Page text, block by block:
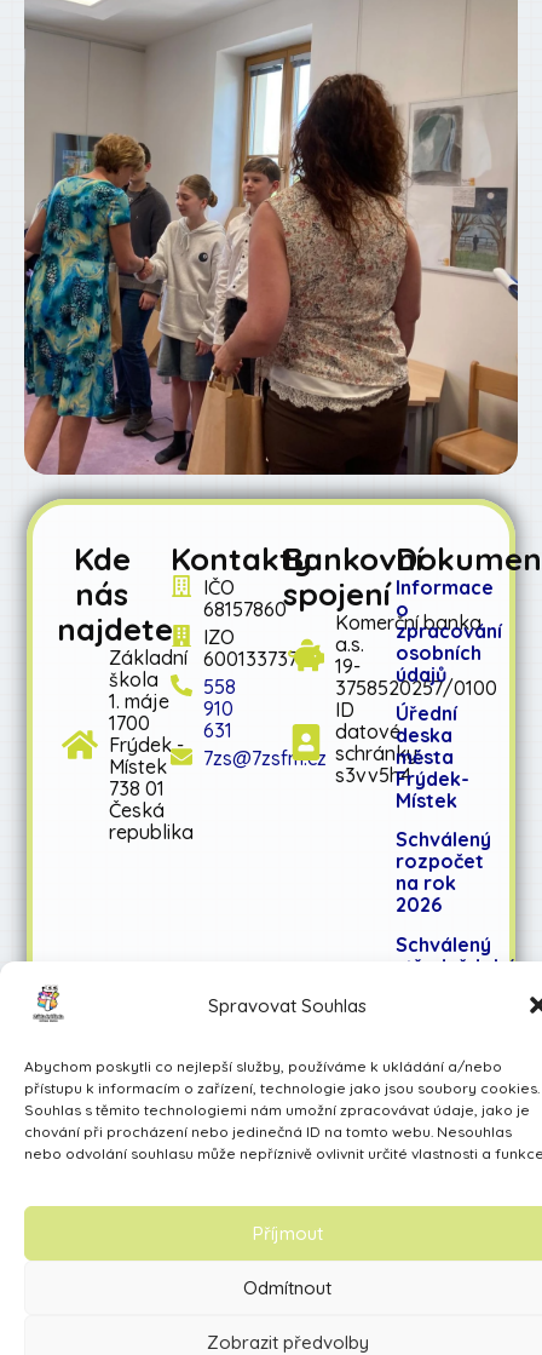
Spravovat Souhlas
Abychom poskytli co nejlepší služby, používáme k ukládání a/nebo
přístupu k informacím o zařízení, technologie jako jsou soubory cookies.
Souhlas s těmito technologiemi nám umožní zpracovávat údaje, jako je
chování při procházení nebo jedinečná ID na tomto webu. Nesouhlas
nebo odvolání souhlasu může nepříznivě ovlivnit určité vlastnosti a
Příjmout
Odmítnout
Zobrazit předvolby
Kde
nás
najdete
Základní
škola
1. máje
1700
Frýdek -
Místek
738 01
Česká
republika
Kontakty
IČO
68157860
IZO
600133737
558
910
631
7zs@7zsfm.cz
Bankovní
spojení
Komerční banka
a.s.
19-
3758520257/0100
ID
datové
schránky:
s3vv5h4
Informace
o
zpracování
osobních
údajů
Úřední
deska
města
Frýdek-
Místek
Schválený
rozpočet
na rok
2026
Schválený
střednědobý
2028
Učíme se pro život